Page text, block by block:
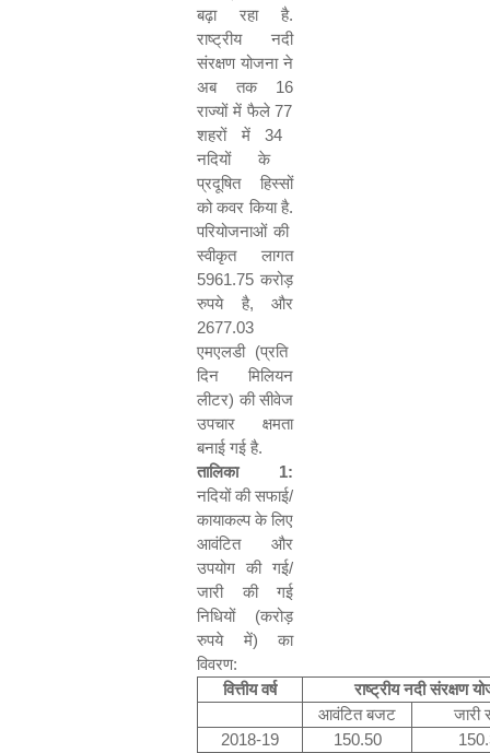
बढ़ा रहा है.
राष्ट्रीय नदी
संरक्षण योजना ने
अब तक 16
राज्यों में फैले77
शहरों में34
नदियों के
प्रदूषित हिस्सों
को कवर किया है.
परियोजनाओं की
स्वीकृत लागत
5961.75 करोड़
रुपये है, और
2677.03
एमएलडी (प्रति
दिन मिलियन
लीटर) की सीवेज
उपचार क्षमता
बनाई गई है.
तालिका 1:
नदियों की सफाई/
कायाकल्प के लिए
आवंटित और
उपयोग की गई/
जारी की गई
निधियों (करोड़
रुपये में) का
विवरण:
वित्तीय वर्ष
राष्ट्रीय नदी संरक्षण
आवंटित बजट
जारी
2018-19
150.50